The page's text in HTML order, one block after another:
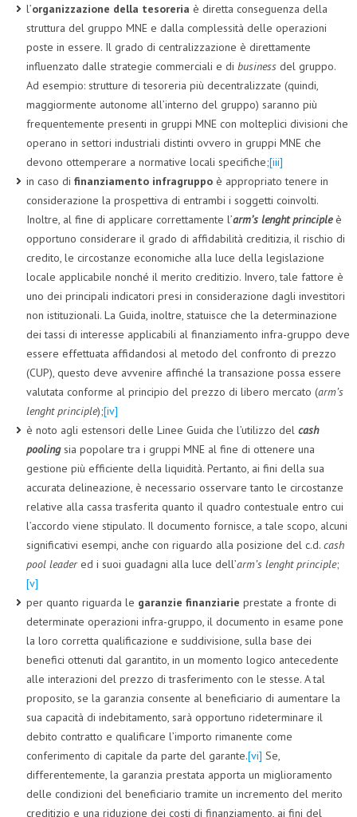
l’organizzazione della tesoreria è diretta conseguenza della
struttura del gruppo MNE e dalla complessità delle operazioni
poste in essere. Il grado di centralizzazione è direttamente
influenzato dalle strategie commerciali e di business del gruppo.
Ad esempio: strutture di tesoreria più decentralizzate (quindi,
maggiormente autonome all’interno del gruppo) saranno più
frequentemente presenti in gruppi MNE con molteplici divisioni che
operano in settori industriali distinti ovvero in gruppi MNE che
devono ottemperare a normative locali specifiche;[iii]
in caso di finanziamento infragruppo è appropriato tenere in
considerazione la prospettiva di entrambi i soggetti coinvolti.
Inoltre, al fine di applicare correttamente l’arm’s lenght principleè
opportuno considerare il grado di affidabilità creditizia, il rischio di
credito, le circostanze economiche alla luce della legislazione
locale applicabile nonché il merito creditizio. Invero, tale fattore è
uno dei principali indicatori presi in considerazione dagli investitori
non istituzionali. La Guida, inoltre, statuisce che la determinazione
dei tassi di interesse applicabili al finanziamento infra-gruppo deve
essere effettuata affidandosi al metodo del confronto di prezzo
(CUP), questo deve avvenire affinché la transazione possa essere
valutata conforme al principio del prezzo di libero mercato (arm’s
lenght principle);[iv]
è noto agli estensori delle Linee Guida che l’utilizzo del cash
poolingsia popolare tra i gruppi MNE al fine di ottenere una
gestione più efficiente della liquidità. Pertanto, ai fini della sua
accurata delineazione, è necessario osservare tanto le circostanze
relative alla cassa trasferita quanto il quadro contestuale entro cui
l’accordo viene stipulato. Il documento fornisce, a tale scopo, alcuni
significativi esempi, anche con riguardo alla posizione del c.d. cash
pool leadered i suoi guadagni alla luce dell’arm’s lenght principle;
[v]
per quanto riguarda le garanzie finanziarie prestate a fronte di
determinate operazioni infra-gruppo, il documento in esame pone
la loro corretta qualificazione e suddivisione, sulla base dei
benefici ottenuti dal garantito, in un momento logico antecedente
alle interazioni del prezzo di trasferimento con le stesse. A tal
proposito, se la garanzia consente al beneficiario di aumentare la
sua capacità di indebitamento, sarà opportuno rideterminare il
debito contratto e qualificare l’importo rimanente come
conferimento di capitale da parte del garante.[vi] Se,
differentemente, la garanzia prestata apporta un miglioramento
delle condizioni del beneficiario tramite un incremento del merito
creditizio e una riduzione dei costi di finanziamento, ai fini del